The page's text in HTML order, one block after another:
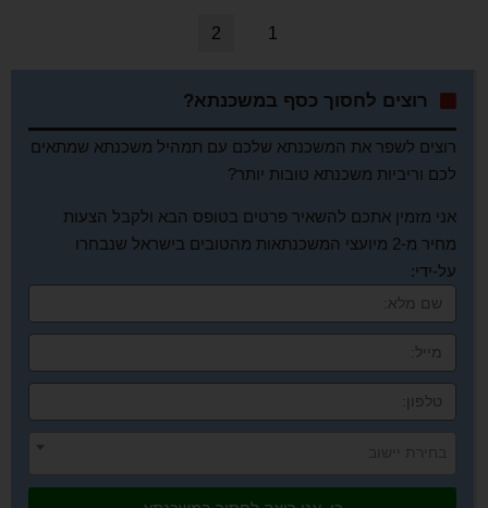
רוצים לחסוך כסף במשכנתא?
רוצים לשפר את המשכנתא שלכם עם תמהיל משכנתא שמתאים
לכם וריביות משכנתא טובות יותר?
אני מזמין אתכם להשאיר פרטים בטופס הבא ולקבל הצעות
מחיר מ-2 מיועצי המשכנתאות מהטובים בישראל שנבחרו
על-ידי: